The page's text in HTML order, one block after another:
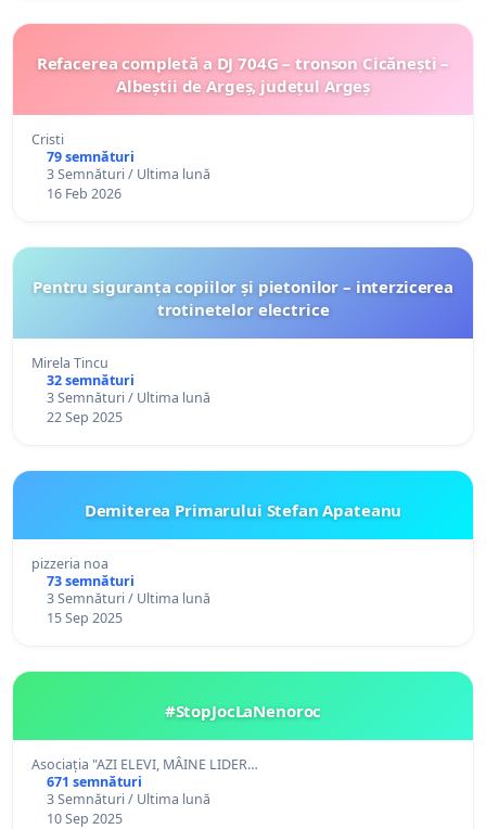
Refacerea completă a DJ 704G – tronson Cicănești –
Albeștii de Argeș, județul Argeș
Cristi
79 semnături
3 Semnături / Ultima lună
16 Feb 2026
Pentru siguranța copiilor și pietonilor – interzicerea
trotinetelor electrice
Mirela Tincu
32 semnături
3 Semnături / Ultima lună
22 Sep 2025
Demiterea Primarului Stefan Apateanu
pizzeria noa
73 semnături
3 Semnături / Ultima lună
15 Sep 2025
#StopJocLaNenoroc
Asociația "AZI ELEVI, MÂINE LIDER…
671 semnături
3 Semnături / Ultima lună
10 Sep 2025